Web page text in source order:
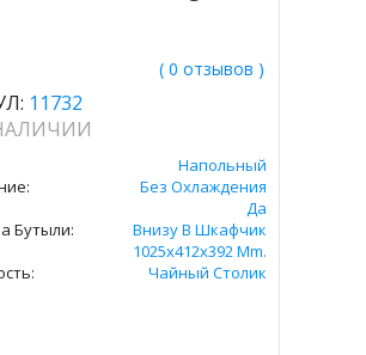
( 0 отзывов )
11732
Напольный
Без Охлаждения
Да
Бутыли:
Внизу В Шкафчик
1025x412x392 Mm.
Чайный Столик